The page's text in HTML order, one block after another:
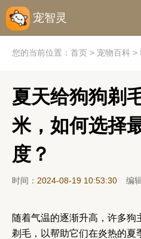
宠智灵
您的当前位置： 首页 > 宠物百科 >
夏天给狗狗剃
米，如何选择
度？
时间： 2024-08-19 10:53:30 编
随着气温的逐渐升高，许多狗
剃毛，以帮助它们在炎热的夏